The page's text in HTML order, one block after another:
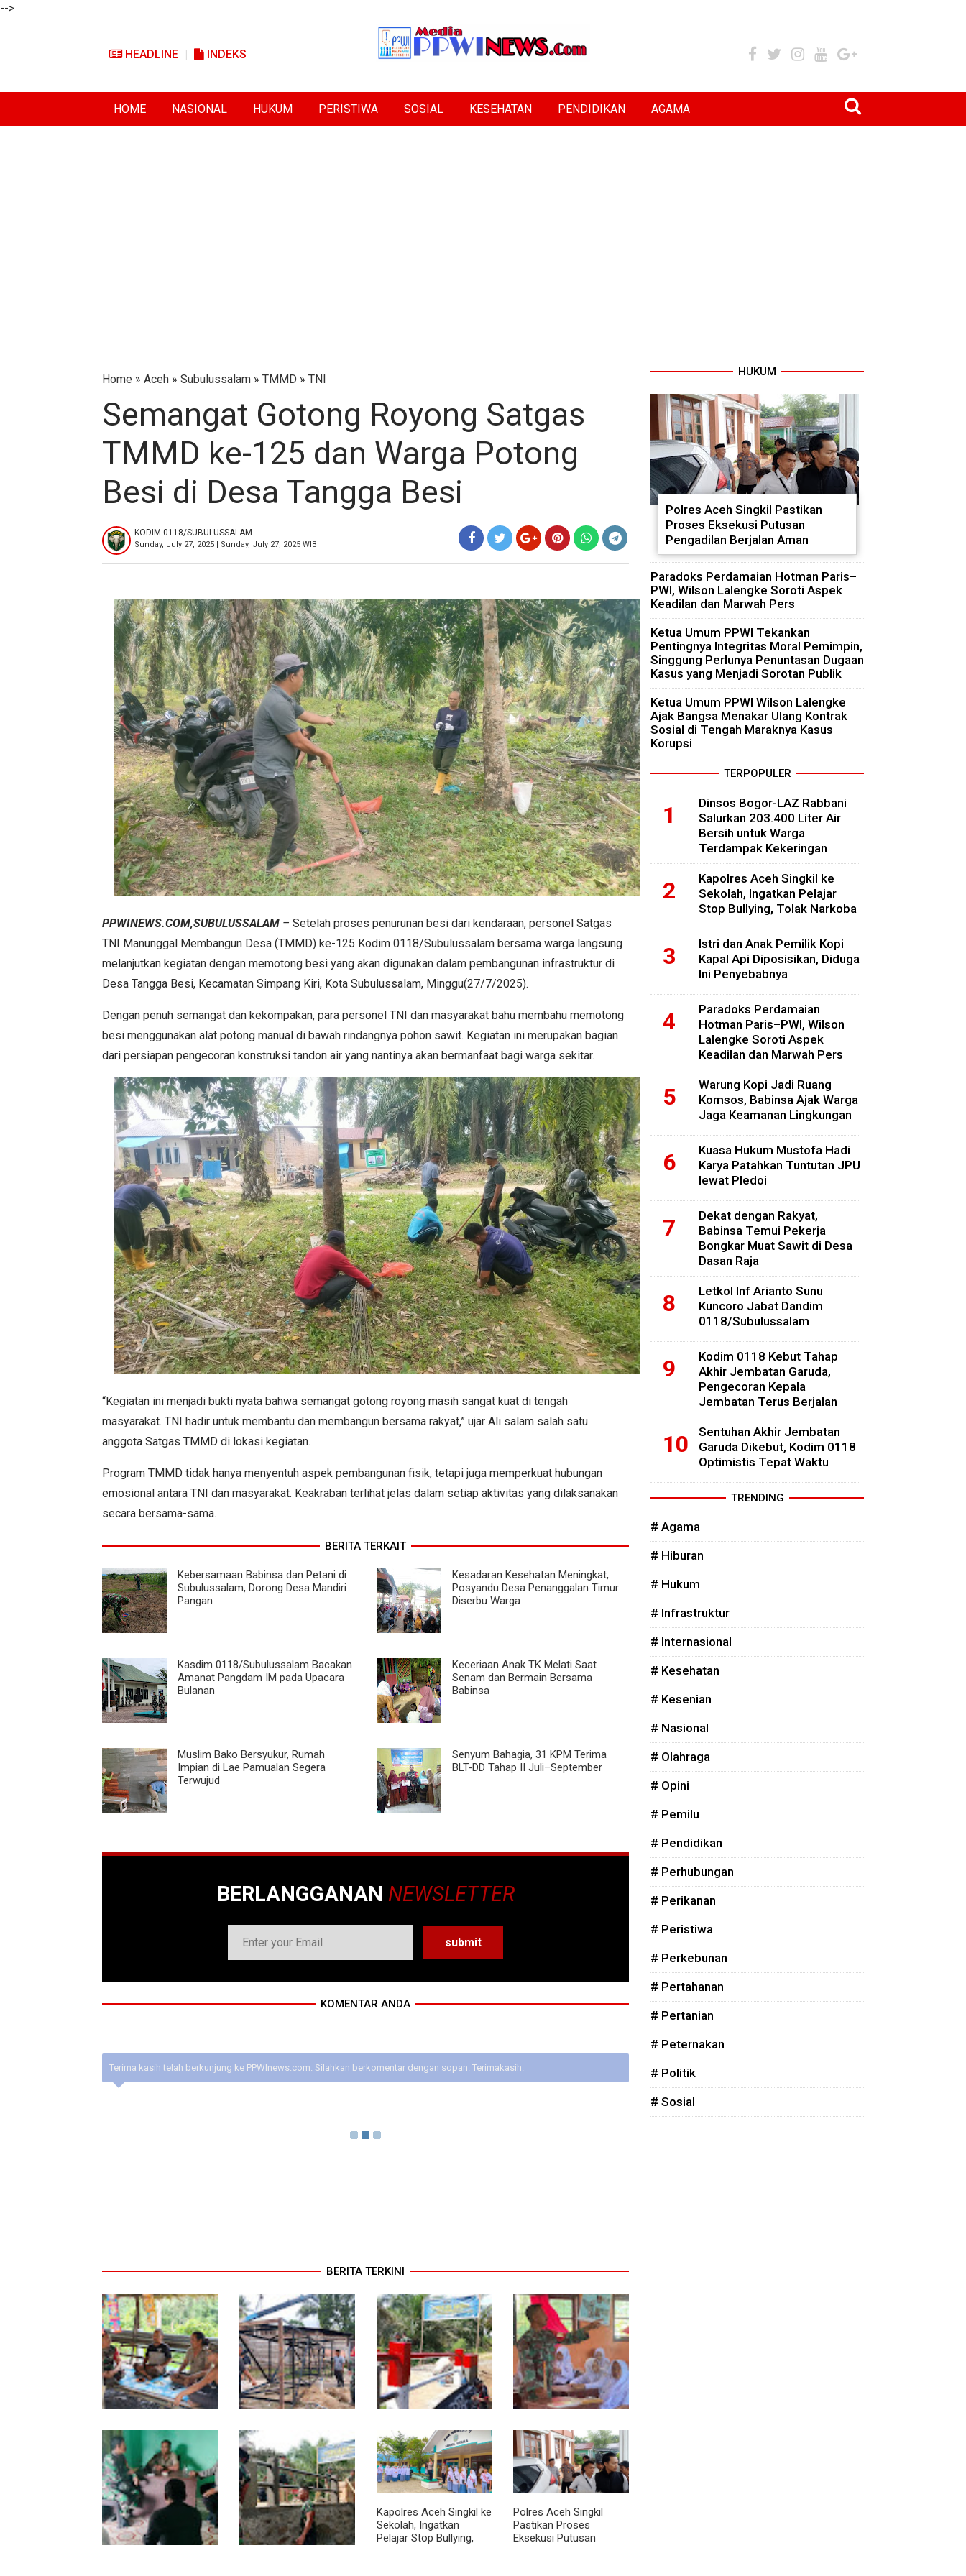
-->
HEADLINE INDEKS
HOME NASIONAL HUKUM PERISTIWA SOSIAL KESEHATAN PENDIDIKAN AGAMA
Home » Aceh » Subulussalam » TMMD » TNI
Semangat Gotong Royong Satgas
TMMD ke-125 dan Warga Potong
Besi di Desa Tangga Besi
KODIM 0118/SUBULUSSALAM
Sunday, July 27, 2025 | Sunday, July 27, 2025 WIB
PPWINEWS.COM,SUBULUSSALAM – Setelah proses penurunan besi dari kendaraan, personel Satgas
TNI Manunggal Membangun Desa (TMMD) ke-125 Kodim 0118/Subulussalam bersama warga langsung
melanjutkan kegiatan dengan memotong besi yang akan digunakan dalam pembangunan infrastruktur di
Desa Tangga Besi, Kecamatan Simpang Kiri, Kota Subulussalam, Minggu(27/7/2025).
Dengan penuh semangat dan kekompakan, para personel TNI dan masyarakat bahu membahu memotong
besi menggunakan alat potong manual di bawah rindangnya pohon sawit. Kegiatan ini merupakan bagian
dari persiapan pengecoran konstruksi tandon air yang nantinya akan bermanfaat bagi warga sekitar.
“Kegiatan ini menjadi bukti nyata bahwa semangat gotong royong masih sangat kuat di tengah
masyarakat. TNI hadir untuk membantu dan membangun bersama rakyat,” ujar Ali salam salah satu
anggota Satgas TMMD di lokasi kegiatan.
Program TMMD tidak hanya menyentuh aspek pembangunan fisik, tetapi juga memperkuat hubungan
emosional antara TNI dan masyarakat. Keakraban terlihat jelas dalam setiap aktivitas yang dilaksanakan
secara bersama-sama.
BERITA TERKAIT
Kebersamaan Babinsa dan Petani di
Subulussalam, Dorong Desa Mandiri
Pangan
Kesadaran Kesehatan Meningkat,
Posyandu Desa Penanggalan Timur
Diserbu Warga
Kasdim 0118/Subulussalam Bacakan
Amanat Pangdam IM pada Upacara
Bulanan
Keceriaan Anak TK Melati Saat
Senam dan Bermain Bersama
Babinsa
Muslim Bako Bersyukur, Rumah
Impian di Lae Pamualan Segera
Terwujud
Senyum Bahagia, 31 KPM Terima
BLT-DD Tahap II Juli–September
BERLANGGANAN NEWSLETTER
KOMENTAR ANDA
Terima kasih telah berkunjung ke PPWInews.com. Silahkan berkomentar dengan sopan. Terimakasih.
BERITA TERKINI
Warung Kopi Jadi Ruang
Komsos, Babinsa Ajak
Warga Jaga Keamanan
Lingkungan
Program TNI AD
Manunggal Air Masuki
Tahap Pendirian Tower
Polytank di Simpang Kiri
Sentuhan Akhir
Jembatan Garuda
Dikebut, Kodim 0118
Optimistis Tepat Waktu
Babinsa Tanamkan Nilai
Pancasila dan Cinta
Tanah Air kepada Siswa
SMP
Kapolres Aceh Singkil ke
Sekolah, Ingatkan
Pelajar Stop Bullying,
Polres Aceh Singkil
Pastikan Proses
Eksekusi Putusan
HUKUM
Polres Aceh Singkil Pastikan
Proses Eksekusi Putusan
Pengadilan Berjalan Aman
Paradoks Perdamaian Hotman Paris–
PWI, Wilson Lalengke Soroti Aspek
Keadilan dan Marwah Pers
Ketua Umum PPWI Tekankan
Pentingnya Integritas Moral Pemimpin,
Singgung Perlunya Penuntasan Dugaan
Kasus yang Menjadi Sorotan Publik
Ketua Umum PPWI Wilson Lalengke
Ajak Bangsa Menakar Ulang Kontrak
Sosial di Tengah Maraknya Kasus
Korupsi
TERPOPULER
Dinsos Bogor-LAZ Rabbani
Salurkan 203.400 Liter Air
Bersih untuk Warga
Terdampak Kekeringan
Kapolres Aceh Singkil ke
Sekolah, Ingatkan Pelajar
Stop Bullying, Tolak Narkoba
Istri dan Anak Pemilik Kopi
Kapal Api Diposisikan, Diduga
Ini Penyebabnya
Paradoks Perdamaian
Hotman Paris–PWI, Wilson
Lalengke Soroti Aspek
Keadilan dan Marwah Pers
Warung Kopi Jadi Ruang
Komsos, Babinsa Ajak Warga
Jaga Keamanan Lingkungan
Kuasa Hukum Mustofa Hadi
Karya Patahkan Tuntutan JPU
lewat Pledoi
Dekat dengan Rakyat,
Babinsa Temui Pekerja
Bongkar Muat Sawit di Desa
Dasan Raja
Letkol Inf Arianto Sunu
Kuncoro Jabat Dandim
0118/Subulussalam
Kodim 0118 Kebut Tahap
Akhir Jembatan Garuda,
Pengecoran Kepala
Jembatan Terus Berjalan
Sentuhan Akhir Jembatan
Garuda Dikebut, Kodim 0118
Optimistis Tepat Waktu
TRENDING
# Agama
# Hiburan
# Hukum
# Infrastruktur
# Internasional
# Kesehatan
# Kesenian
# Nasional
# Olahraga
# Opini
# Pemilu
# Pendidikan
# Perhubungan
# Perikanan
# Peristiwa
# Perkebunan
# Pertahanan
# Pertanian
# Peternakan
# Politik
# Sosial